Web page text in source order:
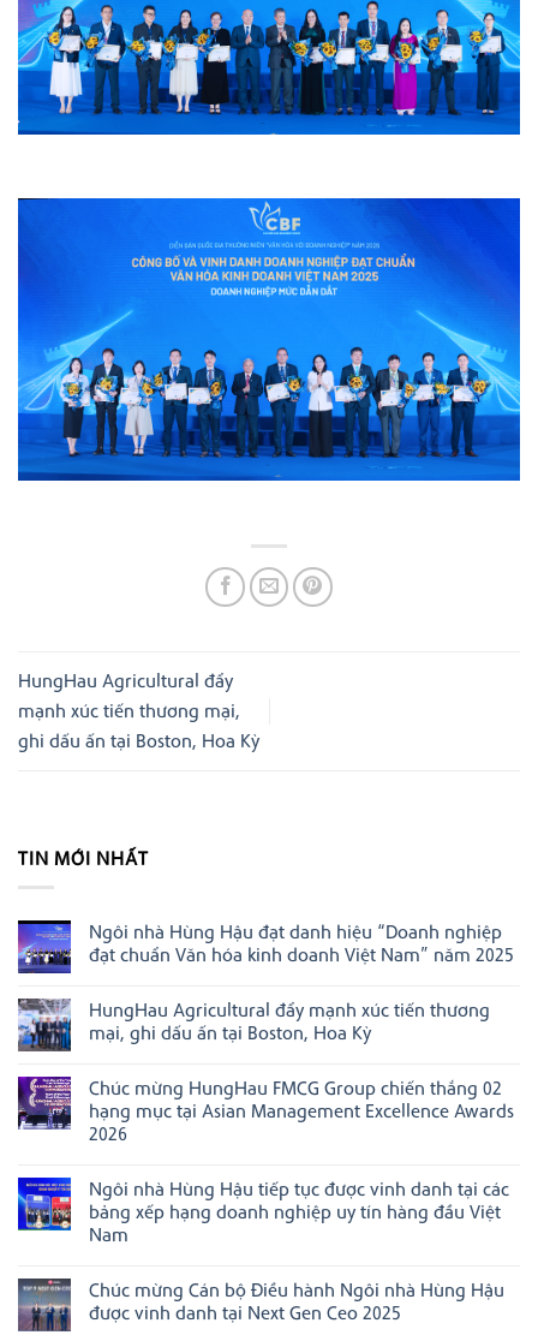
HungHau Agricultural đẩy
mạnh xúc tiến thương mại,
ghi dấu ấn tại Boston, Hoa Kỳ
TIN MỚI NHẤT
Ngôi nhà Hùng Hậu đạt danh hiệu “Doanh nghiệp
đạt chuẩn Văn hóa kinh doanh Việt Nam” năm 2025
bình
luận
ở
Hùng
Hậu
đạt
danh
nghiệp
đạt
chuẩn
Văn
hóa
Việt
Nam”
năm
HungHau Agricultural đẩy mạnh xúc tiến thương
mại, ghi dấu ấn tại Boston, Hoa Kỳ
bình
luận
ở
HungHau
mạnh
xúc
tiến
thương
mại,
ấn
tại
Boston,
Chúc mừng HungHau FMCG Group chiến thắng 02
hạng mục tại Asian Management Excellence Awards
2026
bình
luận
ở
Chúc
FMCG
Group
chiến
Ngôi nhà Hùng Hậu tiếp tục được vinh danh tại các
bảng xếp hạng doanh nghiệp uy tín hàng đầu Việt
Nam
bình
luận
ở
Chúc mừng Cán bộ Điều hành Ngôi nhà Hùng Hậu
được vinh danh tại Next Gen Ceo 2025